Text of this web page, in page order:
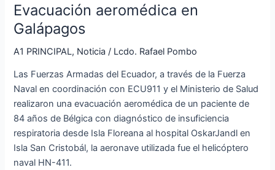
Evacuación aeromédica en
Galápagos
A1 PRINCIPAL, Noticia / Lcdo. Rafael Pombo
Las Fuerzas Armadas del Ecuador, a través de la Fuerza
Naval en coordinación con ECU911 y el Ministerio de Salud
realizaron una evacuación aeromédica de un paciente de
84 años de Bélgica con diagnóstico de insuficiencia
respiratoria desde Isla Floreana al hospital OskarJandl en
Isla San Cristobál, la aeronave utilizada fue el helicóptero
naval HN-411.
en
Galápagos